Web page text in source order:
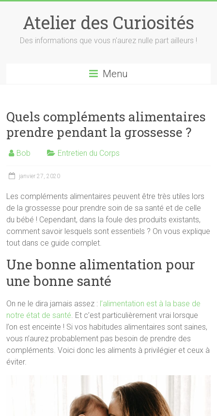
contentAtelier des Curiosités
Des informations que vous n'aurez nulle part ailleurs !
Menu
Quels compléments alimentaires
prendre pendant la grossesse ?
Bob Entretien du Corps
janvier 27, 2020
Les compléments alimentaires peuvent être très utiles lors
de la grossesse pour prendre soin de sa santé et de celle
du bébé ! Cependant, dans la foule des produits existants,
comment savoir lesquels sont essentiels ? On vous explique
tout dans ce guide complet.
Une bonne alimentation pour
une bonne santé
On ne le dira jamais assez : l’alimentation est à la base de
notre état de santé. Et c’est particulièrement vrai lorsque
l’on est enceinte ! Si vos habitudes alimentaires sont saines,
vous n’aurez probablement pas besoin de prendre des
compléments. Voici donc les aliments à privilégier et ceux à
éviter.